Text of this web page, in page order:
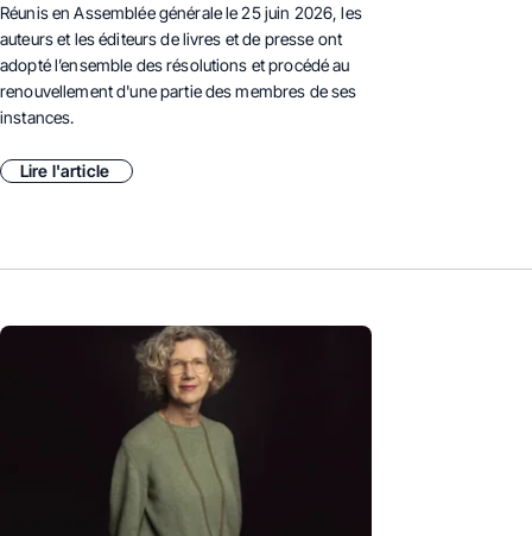
Réunis en Assemblée générale le 25 juin 2026,les
auteurs et les éditeurs de livres et de presse ont
adopté l’ensemble des résolutions et procédé au
renouvellement d'une partie des membres de ses
instances.
Lire l'article